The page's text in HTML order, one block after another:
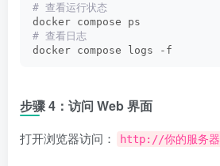
# 查看运行状态
docker compose ps
# 查看日志
docker compose logs -f
步骤 4：访问 Web 界面
打开浏览器访问： http://你的服务